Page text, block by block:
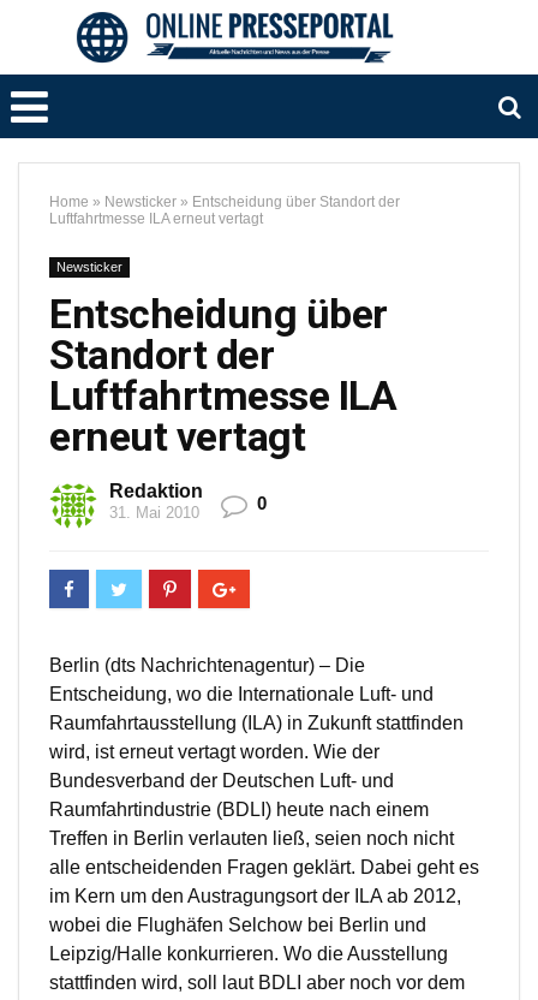
Home » Newsticker » Entscheidung über Standort der
Luftfahrtmesse ILA erneut vertagt
Newsticker
Entscheidung über
Standort der
Luftfahrtmesse ILA
erneut vertagt
Redaktion
31. Mai 2010 0
Berlin (dts Nachrichtenagentur) – Die
Entscheidung, wo die Internationale Luft- und
Raumfahrtausstellung (ILA) in Zukunft stattfinden
wird, ist erneut vertagt worden. Wie der
Bundesverband der Deutschen Luft- und
Raumfahrtindustrie (BDLI) heute nach einem
Treffen in Berlin verlauten ließ, seien noch nicht
alle entscheidenden Fragen geklärt. Dabei geht es
im Kern um den Austragungsort der ILA ab 2012,
wobei die Flughäfen Selchow bei Berlin und
Leipzig/Halle konkurrieren. Wo die Ausstellung
stattfinden wird, soll laut BDLI aber noch vor dem